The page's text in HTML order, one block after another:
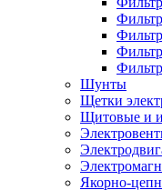
Шунты
Щетки
Щитовые и
Якорно-